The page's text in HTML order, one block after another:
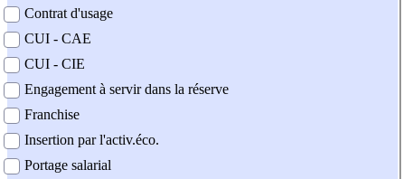
Contrat d'usage
CUI - CAE
CUI - CIE
Engagement à servir dans la réserve
Franchise
Insertion par l'activ.éco.
Portage salarial